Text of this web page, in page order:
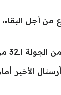
المركز قبل
الممتاز.
في استغلال